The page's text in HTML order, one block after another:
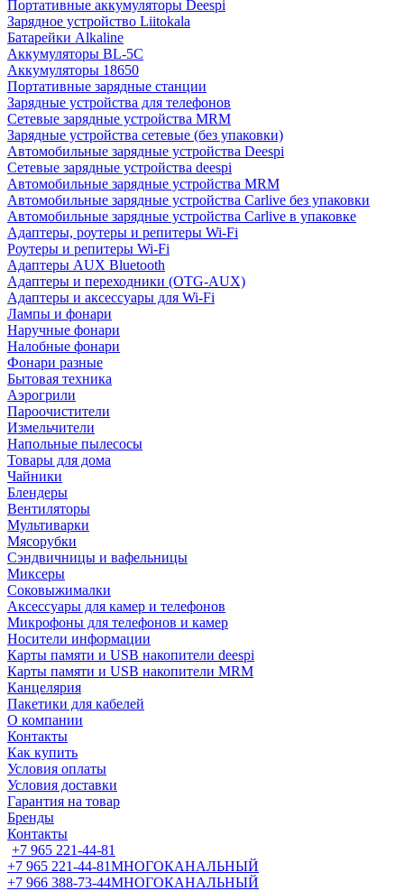
Портативные аккумуляторы Deespi
Зарядное устройство Liitokala
Батарейки Alkaline
Аккумуляторы BL-5C
Аккумуляторы 18650
Портативные зарядные станции
Зарядные устройства для телефонов
Сетевые зарядные устройства MRM
Зарядные устройства сетевые (без упаковки)
Автомобильные зарядные устройства Deespi
Сетевые зарядные устройства deespi
Автомобильные зарядные устройства MRM
Автомобильные зарядные устройства Carlive без упаковки
Автомобильные зарядные устройства Carlive в упаковке
Адаптеры, роутеры и репитеры Wi-Fi
Роутеры и репитеры Wi-Fi
Адаптеры AUX Bluetooth
Адаптеры и переходники (OTG-AUX)
Адаптеры и аксессуары для Wi-Fi
Лампы и фонари
Наручные фонари
Налобные фонари
Фонари разные
Бытовая техника
Аэрогрили
Пароочистители
Измельчители
Напольные пылесосы
Товары для дома
Чайники
Блендеры
Вентиляторы
Мультиварки
Мясорубки
Сэндвичницы и вафельницы
Миксеры
Соковыжималки
Аксессуары для камер и телефонов
Микрофоны для телефонов и камер
Носители информации
Карты памяти и USB накопители deespi
Карты памяти и USB накопители MRM
Канцелярия
Пакетики для кабелей
О компании
Контакты
Как купить
Условия оплаты
Условия доставки
Гарантия на товар
Бренды
Контакты
+7 965 221-44-81
+7 965 221-44-81МНОГОКАНАЛЬНЫЙ
+7 966 388-73-44МНОГОКАНАЛЬНЫЙ